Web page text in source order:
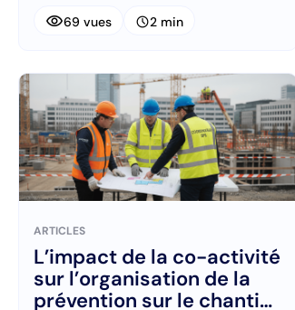
visibility69 vues schedule2 min
ARTICLES
L’impact de la co-activité
sur l’organisation de la
prévention sur le chantier